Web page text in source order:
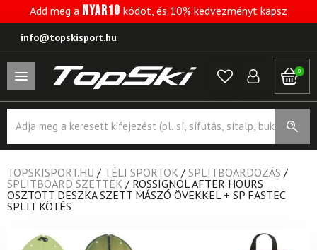
Add meg a NYAR10 kódot, és 10% kedvezményt kapsz
info@topskisport.hu
0
search
TOPSKISPORT.HU / TÉLI SPORTOK / SPLITBOARDOZÁS /
SPLITBOARD SZETTEK / ROSSIGNOL AFTER HOURS
OSZTOTT DESZKA SZETT MÁSZÓ ÖVEKKEL + SP FASTEC
SPLIT KÖTÉS